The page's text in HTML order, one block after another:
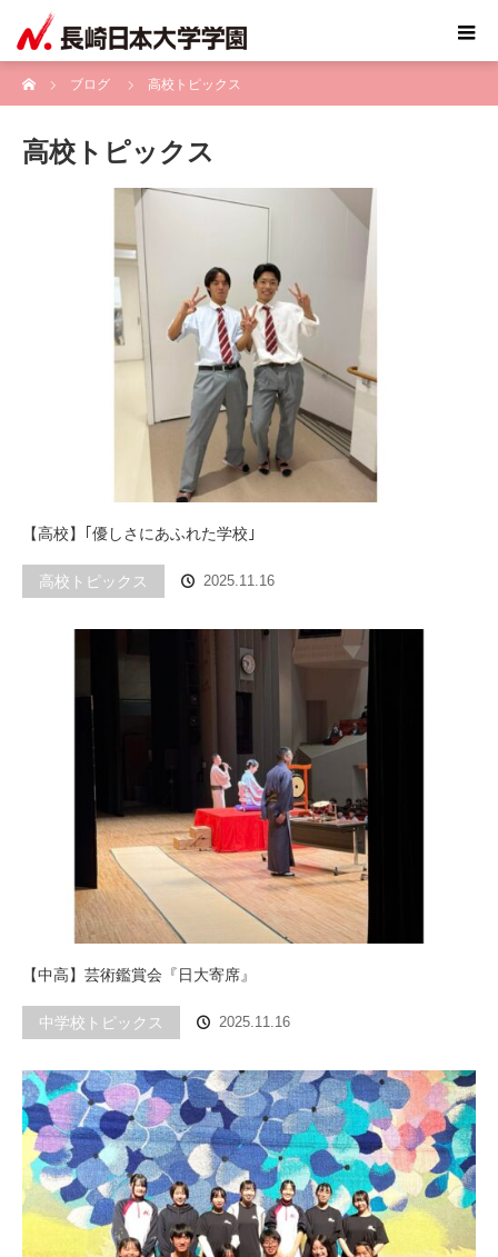
ブログ
高校トピックス
高校トピックス
【高校】｢優しさにあふれた学校｣
高校トピックス 2025.11.16
【中高】芸術鑑賞会『日大寄席』
中学校トピックス 2025.11.16